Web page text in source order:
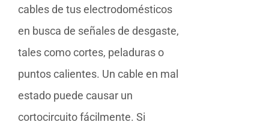
cables de tus electrodomésticos
en busca de señales de desgaste,
tales como cortes, peladuras o
puntos calientes. Un cable en mal
estado puede causar un
cortocircuito fácilmente. Si